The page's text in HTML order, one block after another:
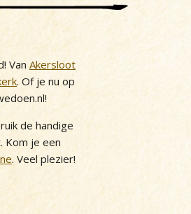
Van Akersloot
. Of je nu op
de handige
Kom je een
. Veel plezier!